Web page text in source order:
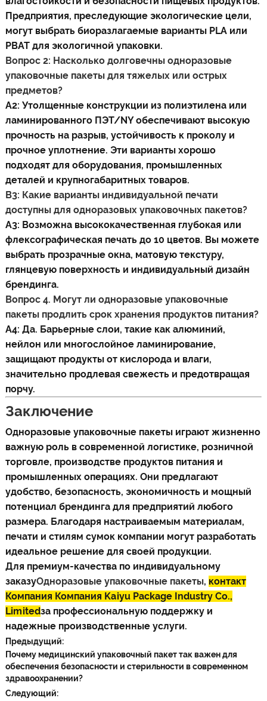
Предприятия, преследующие экологические цели,
могут выбрать биоразлагаемые варианты PLA или
PBAT для экологичной упаковки.
Вопрос 2: Насколько долговечны одноразовые
упаковочные пакеты для тяжелых или острых
предметов?
A2: Утолщенные конструкции из полиэтилена или
ламинированного ПЭТ/NY обеспечивают высокую
прочность на разрыв, устойчивость к проколу и
прочное уплотнение. Эти варианты хорошо
подходят для оборудования, промышленных
деталей и крупногабаритных товаров.
В3: Какие варианты индивидуальной печати
доступны для одноразовых упаковочных пакетов?
А3: Возможна высококачественная глубокая или
флексографическая печать до 10 цветов. Вы можете
выбрать прозрачные окна, матовую текстуру,
глянцевую поверхность и индивидуальный дизайн
брендинга.
Вопрос 4. Могут ли одноразовые упаковочные
пакеты продлить срок хранения продуктов питания?
А4: Да. Барьерные слои, такие как алюминий,
нейлон или многослойное ламинирование,
защищают продукты от кислорода и влаги,
значительно продлевая свежесть и предотвращая
порчу.
Заключение
Одноразовые упаковочные пакеты играют жизненно
важную роль в современной логистике, розничной
торговле, производстве продуктов питания и
промышленных операциях. Они предлагают
удобство, безопасность, экономичность и мощный
потенциал брендинга для предприятий любого
размера. Благодаря настраиваемым материалам,
печати и стилям сумок компании могут разработать
идеальное решение для своей продукции.
Для премиум-качества по индивидуальному
заказуОдноразовые упаковочные пакеты, контакт
Компания Компания Kaiyu Package Industry Co.,
Limitedза профессиональную поддержку и
надежные производственные услуги.
Предыдущий:
Почему медицинский упаковочный пакет так важен для
обеспечения безопасности и стерильности в современном
здравоохранении?
Следующий: